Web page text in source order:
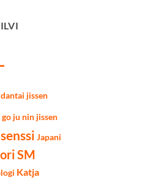
dantai jissen
go ju nin jissen
Japani
SM
Katja